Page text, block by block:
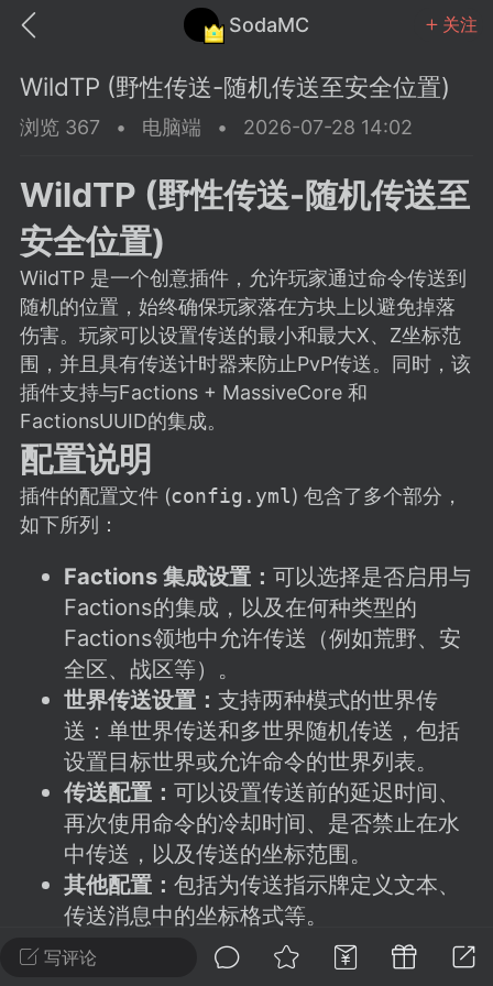
SodaMC 关注
文社区 SodaMC
教程 材质 社区
潮涌核心
永久赞助者
11-27 02:06
电脑端
议贴】SodaMC 的改进与建议 🧃
社区的建议&反馈板块，欢迎每
在这里畅所欲言，提出你对 社区功能、
、管理方式等方面 的任何想法！...
11 5.9k
潮涌核心
永久赞助者
24 23:37
电脑端 整合包分享
主页反馈贴
反馈你遇到的问题 以及 你期望的功能等
不方便可尝试通过邮箱与作者进行反馈
写评论
WildTP (野性传送-随机传送至安全位置)
浏览 367 • 电脑端 • 2026-07-28 14:02
WildTP (野性传送-随机传送至
安全位置)
WildTP 是一个创意插件，允许玩家通过命令传送到
随机的位置，始终确保玩家落在方块上以避免掉落
伤害。玩家可以设置传送的最小和最大X、Z坐标范
围，并且具有传送计时器来防止PvP传送。同时，该
插件支持与Factions + MassiveCore 和
FactionsUUID的集成。
配置说明
插件的配置文件 (config.yml) 包含了多个部分，
如下所列：
Factions 集成设置： 可以选择是否启用与
Factions的集成，以及在何种类型的
Factions领地中允许传送（例如荒野、安
全区、战区等）。
世界传送设置： 支持两种模式的世界传
送：单世界传送和多世界随机传送，包括
设置目标世界或允许命令的世界列表。
传送配置： 可以设置传送前的延迟时间、
再次使用命令的冷却时间、是否禁止在水
中传送，以及传送的坐标范围。
其他配置： 包括为传送指示牌定义文本、
传送消息中的坐标格式等。
权限与命令